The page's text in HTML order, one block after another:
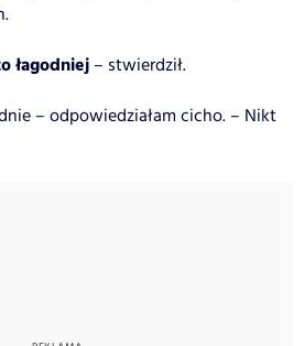
łagodniej – stwierdził.
– odpowiedziałam cicho. – Nikt